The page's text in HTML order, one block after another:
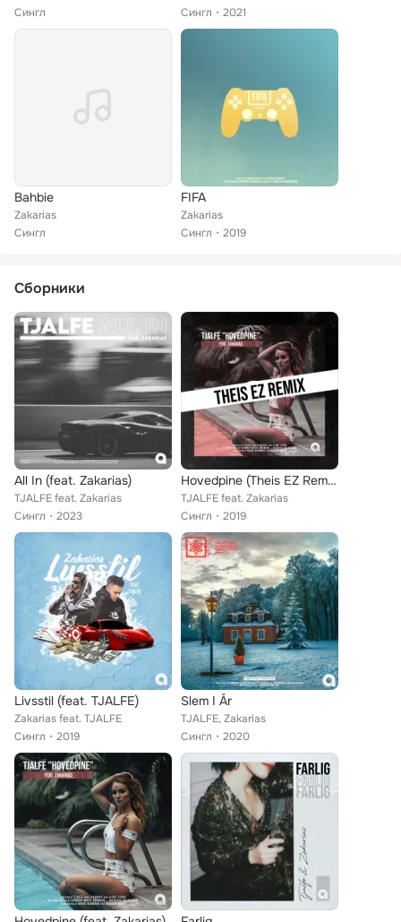
Сингл
Сингл
2021
Bahbie
Zakarias
Сингл
FIFA
Zakarias
Сингл
2019
Сборники
All In (feat. Zakarias)
TJALFE feat. Zakarias
Сингл
2023
Hovedpine (Theis EZ Remix)
TJALFE feat. Zakarias
Сингл
2019
Livsstil (feat. TJALFE)
Zakarias feat. TJALFE
Сингл
2019
Slem I År
TJALFE, Zakarias
Сингл
2020